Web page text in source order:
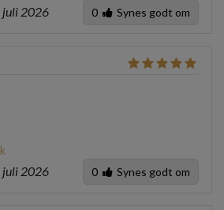
juli 2026 0 Synes godt om
juli 2026 0 Synes godt om